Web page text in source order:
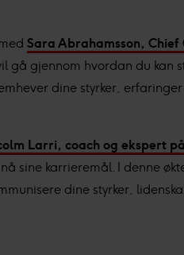
Sara Abrahamsson,
gå gjennom hvordan du
dine styrker,
Larri, coach og ekspert
sine karrieremål. I denne
dine styrker,